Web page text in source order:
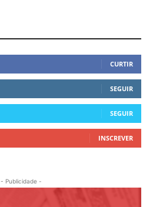
CURTIR
SEGUIR
SEGUIR
INSCREVER
- Publicidade -